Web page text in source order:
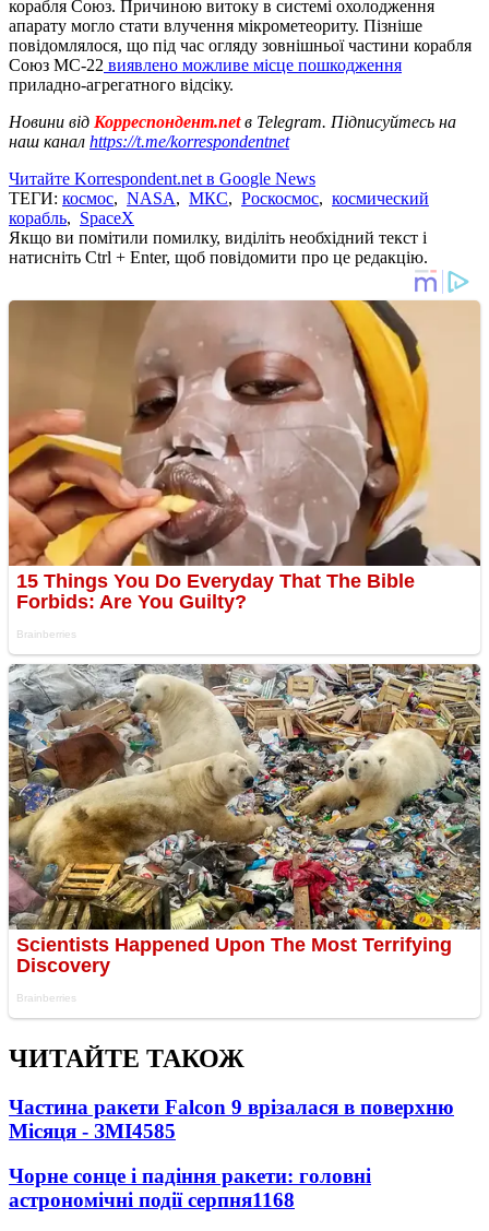
корабля Союз. Причиною витоку в системі охолодження
апарату могло стати влучення мікрометеориту. Пізніше
повідомлялося, що під час огляду зовнішньої частини корабля
Союз МС-22 виявлено можливе місце пошкодження
приладно-агрегатного відсіку.
Новини від Корреспондент.netв Telegram. Підписуйтесь на
наш канал https://t.me/korrespondentnet
Читайте Korrespondent.net в Google News
ТЕГИ: космос, NASA, МКС, Роскосмос, космический
корабль, SpaceX
Якщо ви помітили помилку, виділіть необхідний текст і
натисніть Ctrl + Enter, щоб повідомити про це редакцію.
ЧИТАЙТЕ ТАКОЖ
Частина ракети Falcon 9 врізалася в поверхню
Місяця - ЗМІ4585
Чорне сонце і падіння ракети: головні
астрономічні події серпня1168